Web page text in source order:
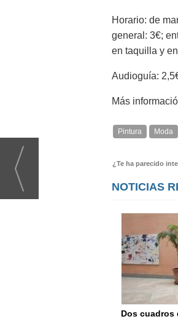
Horario: de
general: 3€;
en taquilla y
Audioguía:
Más
Pintura Moda
¿Te ha parecido
NOTICIAS
Dos cuadros